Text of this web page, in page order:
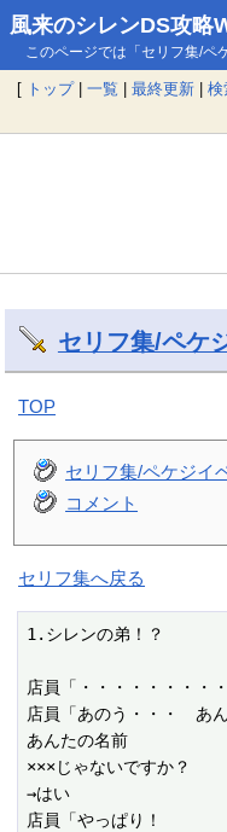
風来のシレンDS攻略
このページでは「セリフ集/ペ
[ トップ| 一覧 | 最終更新 | 検
セリフ集/ペケ
TOP
セリフ集/ペケジイ
コメント
セリフ集へ戻る
1.シレンの弟！？
店員「・・・・・・・・・
店員「あのう・・・　あ
あんたの名前
×××じゃないですか？
→はい
店員「やっぱり！